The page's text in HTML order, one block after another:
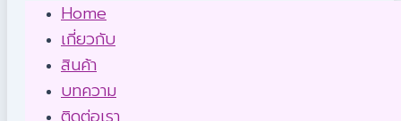
Home
เกี่ยวกับ
สินค้า
บทความ